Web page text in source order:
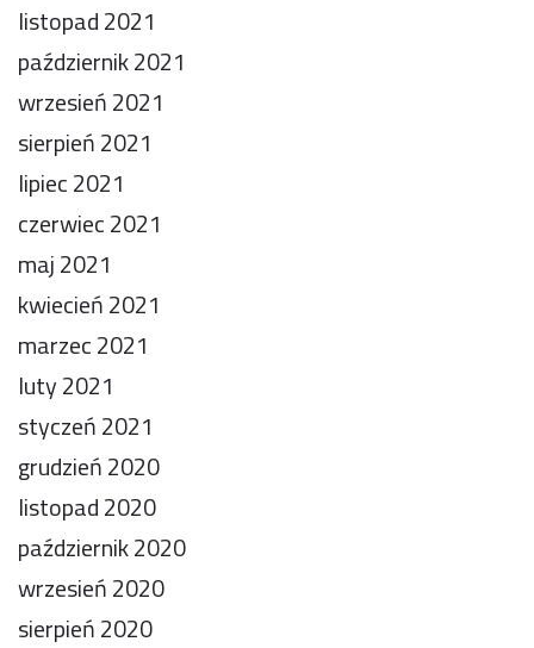
listopad 2021
październik 2021
wrzesień 2021
sierpień 2021
lipiec 2021
czerwiec 2021
maj 2021
kwiecień 2021
marzec 2021
luty 2021
styczeń 2021
grudzień 2020
listopad 2020
październik 2020
wrzesień 2020
sierpień 2020